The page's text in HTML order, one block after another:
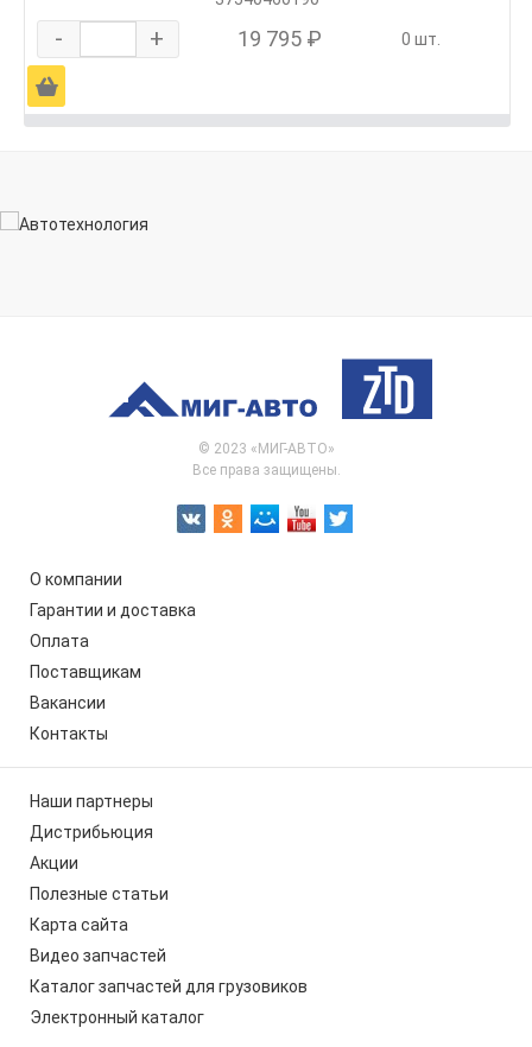
- + 19 795 ₽ 0 шт.
Ä
© 2023 «МИГ-АВТО»
Все права защищены.
О компании
Гарантии и доставка
Оплата
Поставщикам
Вакансии
Контакты
Наши партнеры
Дистрибьюция
Акции
Полезные статьи
Карта сайта
Видео запчастей
Каталог запчастей для грузовиков
Электронный каталог